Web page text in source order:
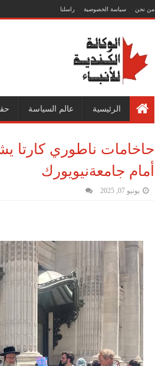
من نحن سياسة الخصوصية راسلنا
الرئيسية عالم السياسة
حاخامات ناطوري كارتا
أمام جامعةنيويورك
يونيو 07, 2025